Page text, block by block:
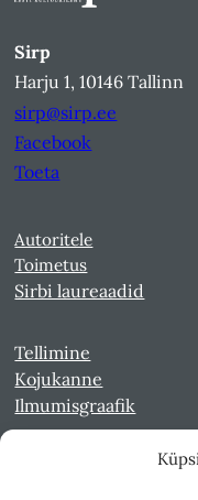
Sirp
Harju 1, 10146 Tallinn
sirp@sirp.ee
Facebook
Toeta
Autoritele
Toimetus
Sirbi laureaadid
Tellimine
Kojukanne
Ilmumisgraafik